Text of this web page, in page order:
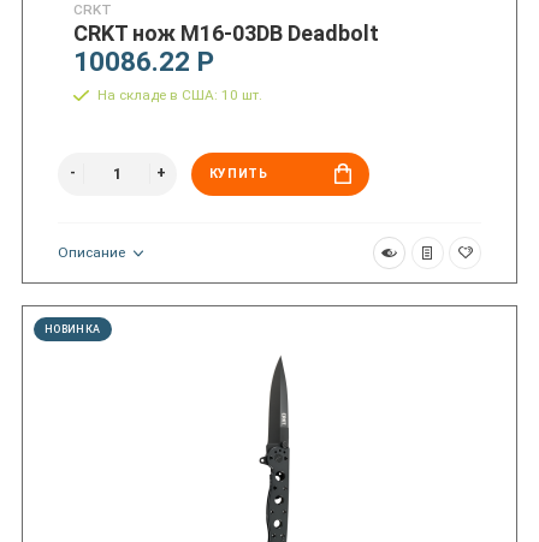
CRKT
CRKT нож M16-03DB Deadbolt
10086.22 Р
На складе в США: 10 шт.
КУПИТЬ
Описание
НОВИНКА